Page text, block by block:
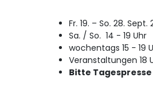
Fr. 19. – So. 28. Sept.
Sa. / So. 14 - 19 Uhr
wochentags 15 - 19
Veranstaltungen 18
Bitte